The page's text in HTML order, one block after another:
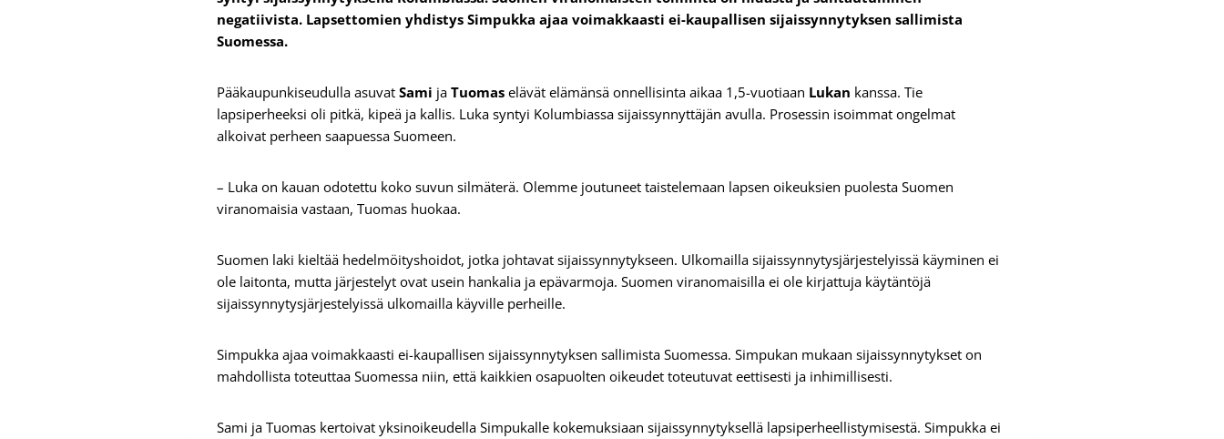
negatiivista. Lapsettomien yhdistys Simpukka ajaa voimakkaasti ei-kaupallisen sijaissynnytyksen sallimista
Suomessa.
Pääkaupunkiseudulla asuvat Sami ja Tuomas elävät elämänsä onnellisinta aikaa 1,5-vuotiaan Lukan kanssa. Tie
lapsiperheeksi oli pitkä, kipeä ja kallis. Luka syntyi Kolumbiassa sijaissynnyttäjän avulla. Prosessin isoimmat ongelmat
alkoivat perheen saapuessa Suomeen.
– Luka on kauan odotettu koko suvun silmäterä. Olemme joutuneet taistelemaan lapsen oikeuksien puolesta Suomen
viranomaisia vastaan, Tuomas huokaa.
Suomen laki kieltää hedelmöityshoidot, jotka johtavat sijaissynnytykseen. Ulkomailla sijaissynnytysjärjestelyissä käyminen ei
ole laitonta, mutta järjestelyt ovat usein hankalia ja epävarmoja. Suomen viranomaisilla ei ole kirjattuja käytäntöjä
sijaissynnytysjärjestelyissä ulkomailla käyville perheille.
Simpukka ajaa voimakkaasti ei-kaupallisen sijaissynnytyksen sallimista Suomessa. Simpukan mukaan sijaissynnytykset on
mahdollista toteuttaa Suomessa niin, että kaikkien osapuolten oikeudet toteutuvat eettisesti ja inhimillisesti.
Sami ja Tuomas kertoivat yksinoikeudella Simpukalle kokemuksiaan sijaissynnytyksellä lapsiperheellistymisestä. Simpukka ei